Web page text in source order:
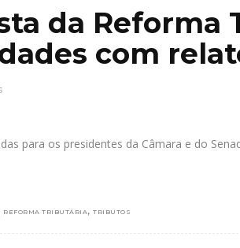
da Reforma
com
para os presidentes da Câmara e do
REFORMA TRIBUTÁRIA, TRIBUTOS